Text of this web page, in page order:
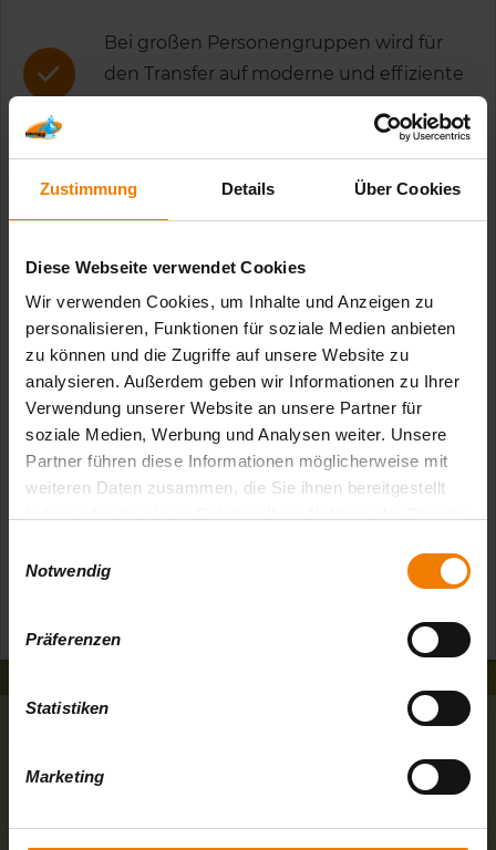
Zustimmung Details Über Cookies
Diese Webseite verwendet Cookies
Wir verwenden Cookies, um Inhalte und Anzeigen zu
personalisieren, Funktionen für soziale Medien anbieten
zu können und die Zugriffe auf unsere Website zu
analysieren. Außerdem geben wir Informationen zu Ihrer
Verwendung unserer Website an unsere Partner für
soziale Medien, Werbung und Analysen weiter. Unsere
Partner führen diese Informationen möglicherweise mit
weiteren Daten zusammen, die Sie ihnen bereitgestellt
Notwendig
Präferenzen
Statistiken
Marketing
Bei großen Personengruppen wird für
den Transfer auf moderne und effiziente
kommt in die örtliche Wäscherei für eine
Wassersparende Armaturen und
Bewegungsmelder für die Beleuchtung
wurden und werden verbaut bzw.
umgerüstet
Alle Elektrogeräte sind Energieklasse A
und besser